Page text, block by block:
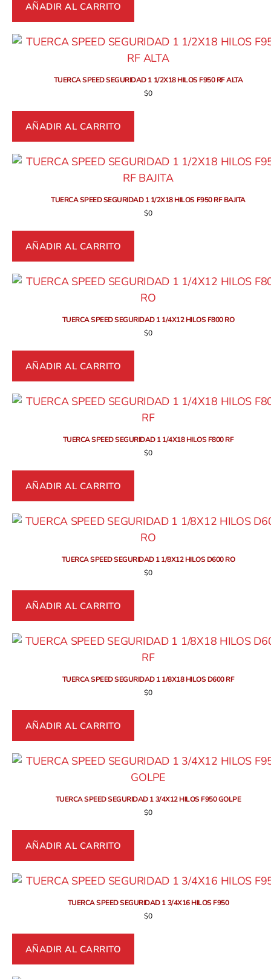
AÑADIR AL CARRITO
TUERCA SPEED SEGURIDAD 1 1/2X18 HILOS F950 RF ALTA
$0
AÑADIR AL CARRITO
TUERCA SPEED SEGURIDAD 1 1/2X18 HILOS F950 RF BAJITA
$0
AÑADIR AL CARRITO
TUERCA SPEED SEGURIDAD 1 1/4X12 HILOS F800 RO
$0
AÑADIR AL CARRITO
TUERCA SPEED SEGURIDAD 1 1/4X18 HILOS F800 RF
$0
AÑADIR AL CARRITO
TUERCA SPEED SEGURIDAD 1 1/8X12 HILOS D600 RO
$0
AÑADIR AL CARRITO
TUERCA SPEED SEGURIDAD 1 1/8X18 HILOS D600 RF
$0
AÑADIR AL CARRITO
TUERCA SPEED SEGURIDAD 1 3/4X12 HILOS F950 GOLPE
$0
AÑADIR AL CARRITO
TUERCA SPEED SEGURIDAD 1 3/4X16 HILOS F950
$0
AÑADIR AL CARRITO